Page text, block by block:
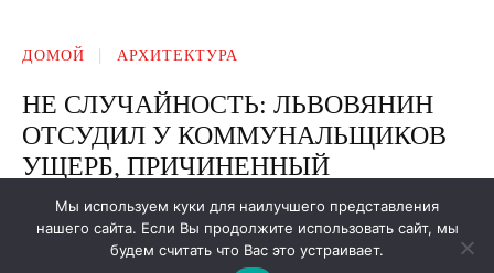
Мы используем куки для наилучшего представления
нашего сайта. Если Вы продолжите использовать сайт, мы
будем считать что Вас это устраивает.